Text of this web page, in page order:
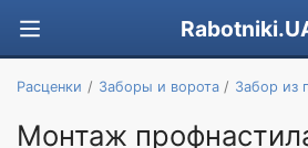
Расценки Заборы и ворота Забор из
Монтаж